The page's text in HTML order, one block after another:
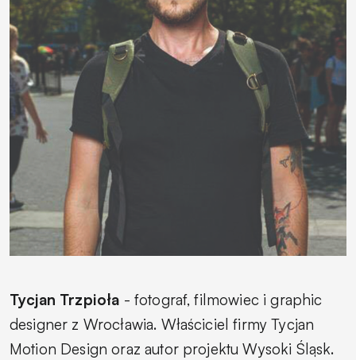
Tycjan Trzpioła - fotograf, filmowiec i graphic
designer z Wrocławia. Właściciel firmy Tycjan
Motion Design oraz autor projektu Wysoki Śląsk.